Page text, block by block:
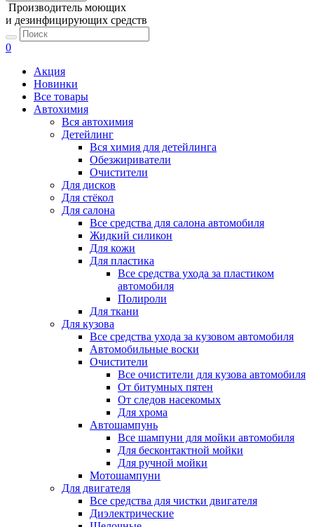
Производитель моющих
и дезинфицирующих средств
0
Акция
Новинки
Все товары
Автохимия
Вся автохимия
Детейлинг
Вся химия для детейлинга
Обезжириватели
Очистители
Для дисков
Для стёкол
Для салона
Все средства для салона автомобиля
Жидкий силикон
Для кожи
Для пластика
Все средства ухода за пластиком
автомобиля
Полироли
Для ткани
Для кузова
Все средства ухода за кузовом автомобиля
Автомобильные воски
Очистители
Все очистители для кузова автомобиля
От битумных пятен
От следов насекомых
Для хрома
Автошампунь
Все шампуни для мойки автомобиля
Для бесконтактной мойки
Для ручной мойки
Мотошампуни
Для двигателя
Все средства для чистки двигателя
Диэлектрические